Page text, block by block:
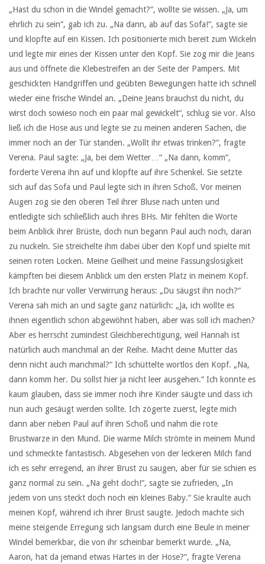
„Hast du schon in die Windel gemacht?“, wollte sie wissen. „Ja, um
ehrlich zu sein“, gab ich zu. „Na dann, ab auf das Sofa!“, sagte sie
und klopfte auf ein Kissen. Ich positionierte mich bereit zum Wickeln
und legte mir eines der Kissen unter den Kopf. Sie zog mir die Jeans
aus und öffnete die Klebestreifen an der Seite der Pampers. Mit
geschickten Handgriffen und geübten Bewegungen hatte ich schnell
wieder eine frische Windel an. „Deine Jeans brauchst du nicht, du
wirst doch sowieso noch ein paar mal gewickelt“, schlug sie vor. Also
ließ ich die Hose aus und legte sie zu meinen anderen Sachen, die
immer noch an der Tür standen. „Wollt ihr etwas trinken?“, fragte
Verena. Paul sagte: „Ja, bei dem Wetter…“ „Na dann, komm“,
forderte Verena ihn auf und klopfte auf ihre Schenkel. Sie setzte
sich auf das Sofa und Paul legte sich in ihren Schoß. Vor meinen
Augen zog sie den oberen Teil ihrer Bluse nach unten und
entledigte sich schließlich auch ihres BHs. Mir fehlten die Worte
beim Anblick ihrer Brüste, doch nun begann Paul auch noch, daran
zu nuckeln. Sie streichelte ihm dabei über den Kopf und spielte mit
seinen roten Locken. Meine Geilheit und meine Fassungslosigkeit
kämpften bei diesem Anblick um den ersten Platz in meinem Kopf.
Ich brachte nur voller Verwirrung heraus: „Du säugst ihn noch?“
Verena sah mich an und sagte ganz natürlich: „Ja, ich wollte es
ihnen eigentlich schon abgewöhnt haben, aber was soll ich machen?
Aber es herrscht zumindest Gleichberechtigung, weil Hannah ist
natürlich auch manchmal an der Reihe. Macht deine Mutter das
denn nicht auch manchmal?“ Ich schüttelte wortlos den Kopf. „Na,
dann komm her. Du sollst hier ja nicht leer ausgehen.“ Ich konnte es
kaum glauben, dass sie immer noch ihre Kinder säugte und dass ich
nun auch gesäugt werden sollte. Ich zögerte zuerst, legte mich
dann aber neben Paul auf ihren Schoß und nahm die rote
Brustwarze in den Mund. Die warme Milch strömte in meinem Mund
und schmeckte fantastisch. Abgesehen von der leckeren Milch fand
ich es sehr erregend, an ihrer Brust zu saugen, aber für sie schien es
ganz normal zu sein. „Na geht doch!“, sagte sie zufrieden, „In
jedem von uns steckt doch noch ein kleines Baby.“ Sie kraulte auch
meinen Kopf, während ich ihrer Brust saugte. Jedoch machte sich
meine steigende Erregung sich langsam durch eine Beule in meiner
Windel bemerkbar, die von ihr scheinbar bemerkt wurde. „Na,
Aaron, hat da jemand etwas Hartes in der Hose?“, fragte Verena